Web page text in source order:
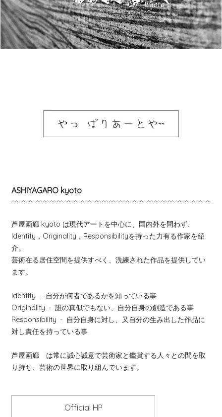
ASHIYAGARO kyoto
芦屋画廊 kyoto は現代アートを中心に、国内外を問わず、
Identity，Originality，Responsibilityを持った力有る作家を紹
介。
芸術在る居住空間を提供すべく、洗練された作品を提供してい
ます。
Identity - 自分が何者であるかを知っている事
Originality - 誰の真似でもない、自分自身の創造である事
Responsibility - 自分自身に対し、又自分の生み出した作品に
対し責任を持っている事
芦屋画廊 は常に誠心誠意で芸術家と鑑賞する人々との間を取
り持ち、芸術の世界に取り組んでいます。
Official HP